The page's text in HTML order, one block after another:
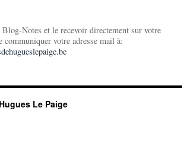
Blog-Notes et le recevoir directement sur votre
votre adresse mail à:
Le Paige